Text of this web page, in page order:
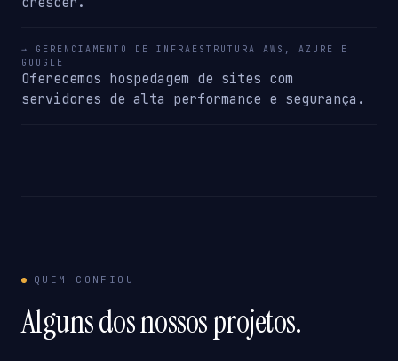
→ GERENCIAMENTO DE INFRAESTRUTURA AWS, AZURE E
GOOGLE
Oferecemos hospedagem de sites com
servidores de alta performance e segurança.
QUEM CONFIOU
Alguns dos nossos projetos.